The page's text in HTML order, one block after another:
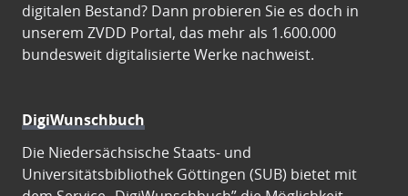
digitalen Bestand? Dann probieren Sie es doch in
unserem ZVDD Portal, das mehr als 1.600.000
bundesweit digitalisierte Werke nachweist.
DigiWunschbuch
Die Niedersächsische Staats- und
Universitätsbibliothek Göttingen (SUB) bietet mit